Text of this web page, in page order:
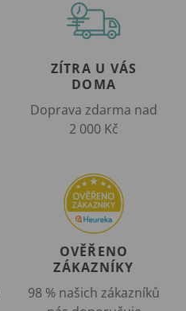
ZÍTRA U VÁS
DOMA
Doprava zdarma nad
2 000 Kč
OVĚŘENO
ZÁKAZNÍKY
98 % našich zákazníků